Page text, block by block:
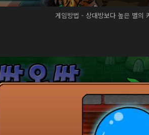
게임방법 - 상대방보다 높은 별의